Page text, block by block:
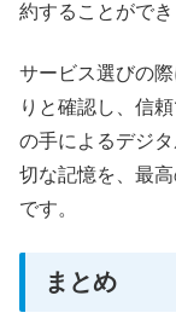
約することができ
サービス選びの
りと確認し、信
の手によるデジ
切な記憶を、最
です。
まとめ